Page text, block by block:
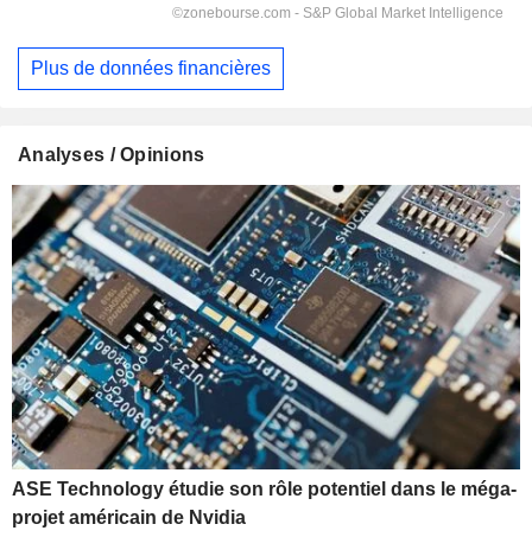
Plus de données financières
Analyses / Opinions
ASE Technology étudie son rôle potentiel dans le méga-
projet américain de Nvidia